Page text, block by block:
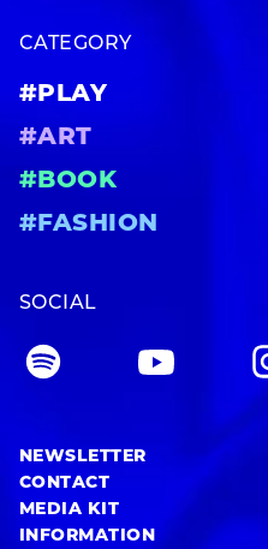
CATEGORY
#PLAY
#ART
#BOOK
#FASHION
SOCIAL
NEWSLETTER
CONTACT
MEDIA KIT
INFORMATION